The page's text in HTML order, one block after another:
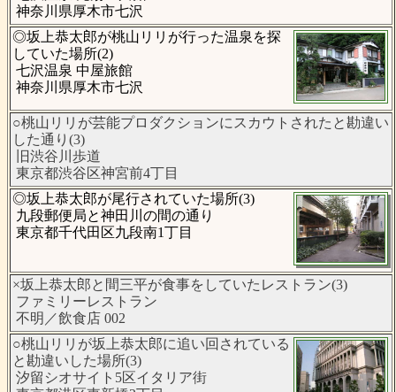
神奈川県厚木市七沢
◎坂上恭太郎が桃山リリが行った温泉を探
していた場所(2)
七沢温泉 中屋旅館
神奈川県厚木市七沢
○桃山リリが芸能プロダクションにスカウトされたと勘違い
した通り(3)
旧渋谷川歩道
東京都渋谷区神宮前4丁目
◎坂上恭太郎が尾行されていた場所(3)
九段郵便局と神田川の間の通り
東京都千代田区九段南1丁目
×坂上恭太郎と間三平が食事をしていたレストラン(3)
ファミリーレストラン
不明／飲食店 002
○桃山リリが坂上恭太郎に追い回されている
と勘違いした場所(3)
汐留シオサイト5区イタリア街